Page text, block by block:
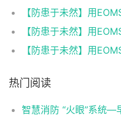
热门阅读
智慧消防 “火眼”系统—